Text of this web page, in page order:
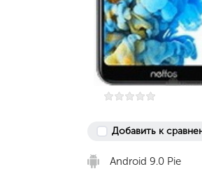
Добавить к
Android 9.0 Pie